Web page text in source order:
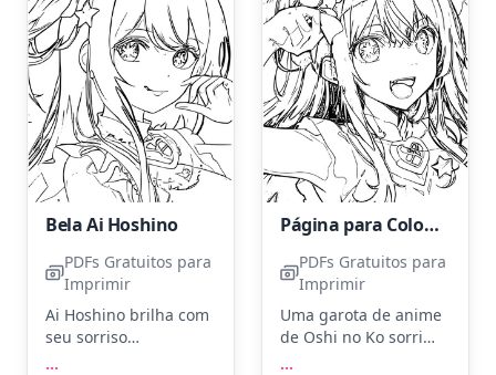
realçar os detalhes
dos olhos.
Bela Ai Hoshino
PDFs Gratuitos para
Imprimir
Ai Hoshino brilha com
seu sorriso
...
Página para Colorir de Garota de Anime de Oshi No Ko
PDFs Gratuitos para
Imprimir
Uma garota de anime
de Oshi no Ko sorri
...